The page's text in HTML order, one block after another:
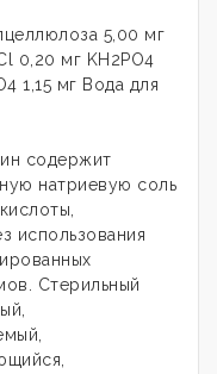
5,00 мг
0,20 мг KH2PO4
1,15 мг Вода для
содержит
натриевую соль
использования
Стерильный